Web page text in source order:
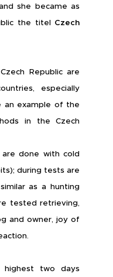
she became as
the titel Czech
Republic are
especially
an example of the
in the Czech
done with cold
during tests are
as a hunting
tested retrieving,
and owner, joy of
two days